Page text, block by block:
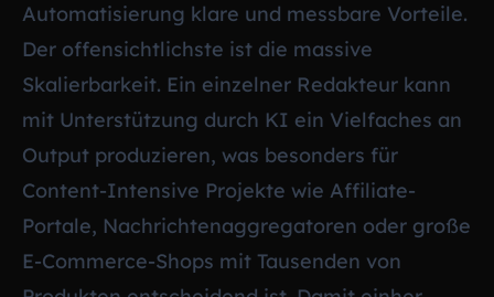
Automatisierung klare und messbare Vorteile.
Der offensichtlichste ist die massive
Skalierbarkeit. Ein einzelner Redakteur kann
mit Unterstützung durch KI ein Vielfaches an
Output produzieren, was besonders für
Content-Intensive Projekte wie Affiliate-
Portale, Nachrichtenaggregatoren oder große
E-Commerce-Shops mit Tausenden von